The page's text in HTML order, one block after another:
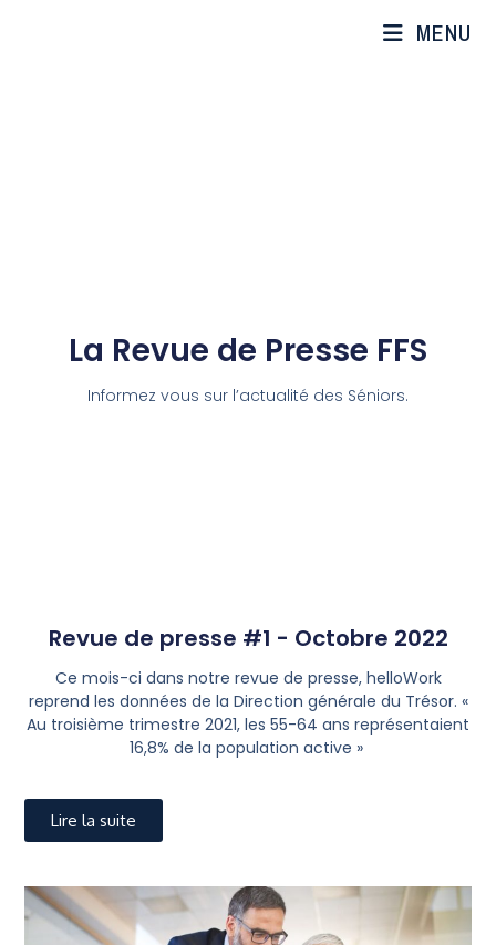
MENU
La Revue de Presse FFS
Informez vous sur l’actualité des Séniors.
Revue de presse #1 - Octobre 2022
Ce mois-ci dans notre revue de presse, helloWork
reprend les données de la Direction générale du Trésor. «
Au troisième trimestre 2021, les 55-64 ans représentaient
16,8% de la population active »
Lire la suite